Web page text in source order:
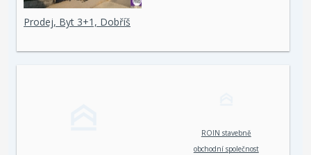
Prodej, Byt 3+1, Dobříš
ROIN stavebně
obchodní společnost